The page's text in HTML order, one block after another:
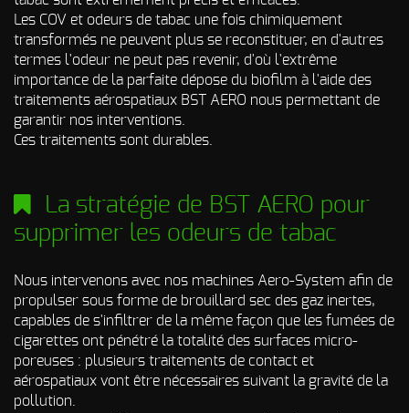
Les COV et odeurs de tabac une fois chimiquement
transformés ne peuvent plus se reconstituer, en d'autres
termes l'odeur ne peut pas revenir, d'où l'extrême
importance de la parfaite dépose du biofilm à l'aide des
traitements aérospatiaux BST AERO nous permettant de
garantir nos interventions.
Ces traitements sont durables.
La stratégie de BST AERO pour
supprimer les odeurs de tabac
Nous intervenons avec nos machines Aero-System afin de
propulser sous forme de brouillard sec des gaz inertes,
capables de s'infiltrer de la même façon que les fumées de
cigarettes ont pénétré la totalité des surfaces micro-
poreuses : plusieurs traitements de contact et
aérospatiaux vont être nécessaires suivant la gravité de la
pollution.